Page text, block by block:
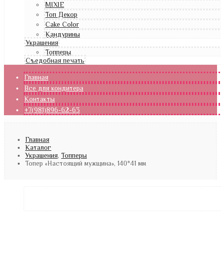
MIXIE
Топ Декор
Cake Color
Кандурины
Украшения
Топперы
Съедобная печать
Главная
Все для кондитера
Контакты
+7(981)896-62-63
Главная
Каталог
Украшения, Топперы
Топер «Настоящий мужщина», 140*41 мм